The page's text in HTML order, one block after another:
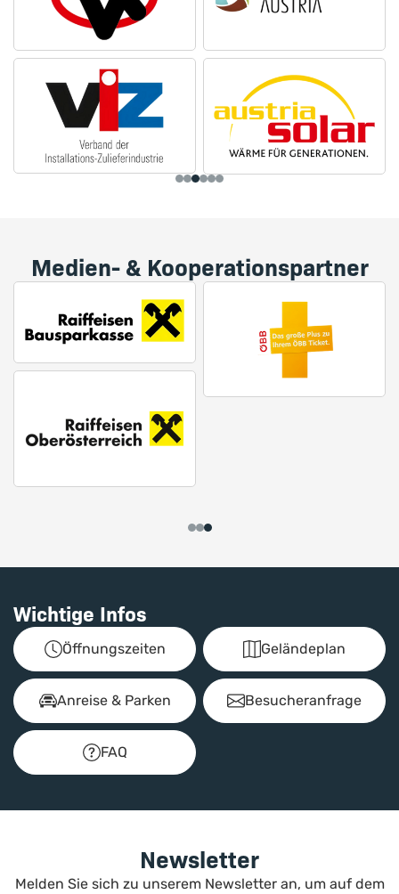
Medien- & Kooperationspartner
Wichtige Infos
Öffnungszeiten Geländeplan
Anreise & Parken Besucheranfrage
FAQ
Newsletter
Melden Sie sich zu unserem Newsletter an, um auf dem